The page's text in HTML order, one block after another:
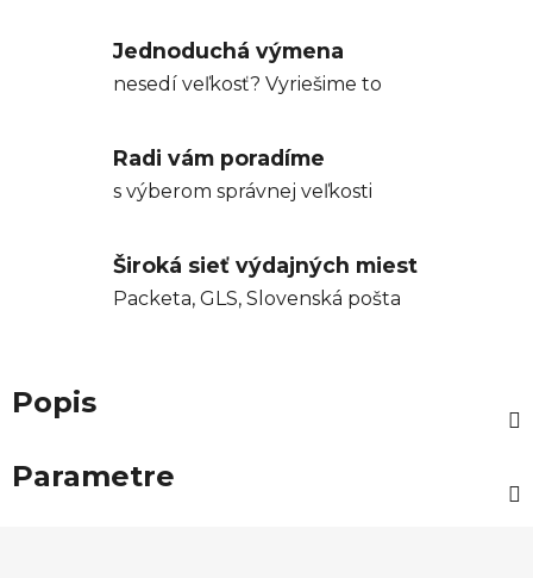
Jednoduchá výmena
nesedí veľkosť? Vyriešime to
Radi vám poradíme
s výberom správnej veľkosti
Široká sieť výdajných miest
Packeta, GLS, Slovenská pošta
Popis
Parametre